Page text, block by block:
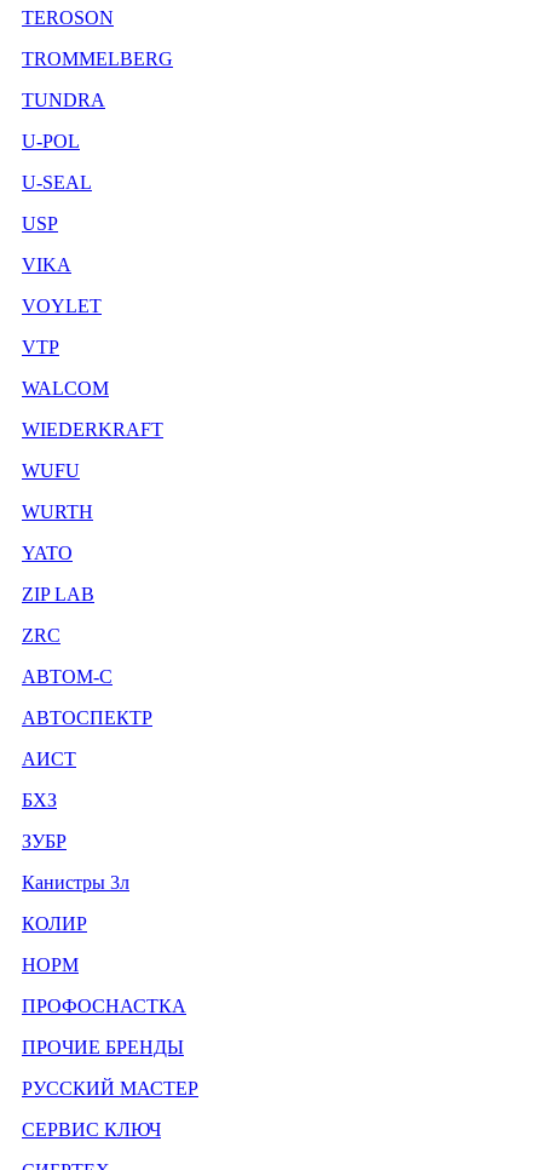
TEROSON
TROMMELBERG
TUNDRA
U-POL
U-SEAL
USP
VIKA
VOYLET
VTP
WALCOM
WIEDERKRAFT
WUFU
WURTH
YATO
ZIP LAB
ZRC
АВТОМ-С
АВТОСПЕКТР
АИСТ
БХЗ
ЗУБР
Канистры 3л
КОЛИР
НОРМ
ПРОФОСНАСТКА
ПРОЧИЕ БРЕНДЫ
РУССКИЙ МАСТЕР
СЕРВИС КЛЮЧ